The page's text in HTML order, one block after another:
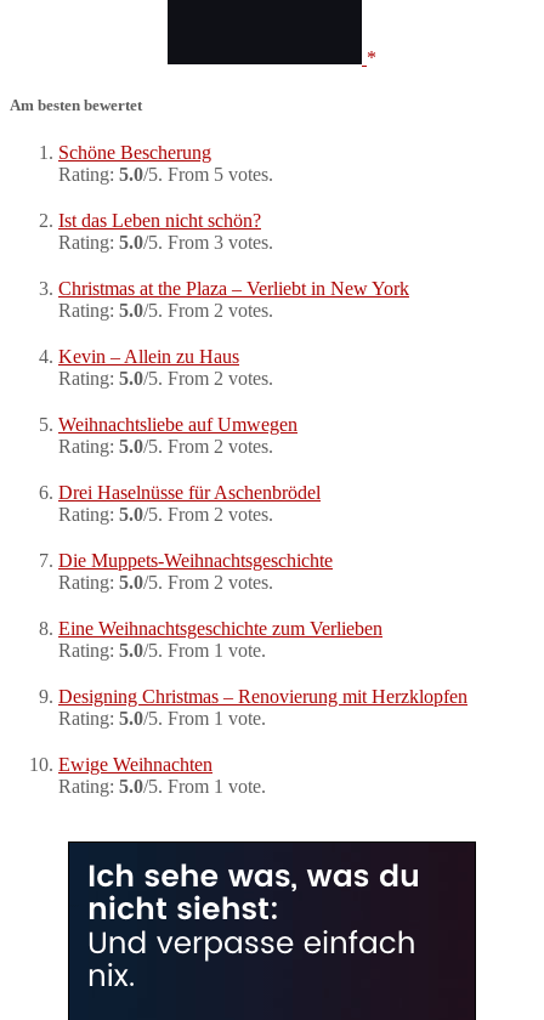
Am besten bewertet
Schöne Bescherung
Rating: 5.0/5. From 5 votes.
Ist das Leben nicht schön?
Rating: 5.0/5. From 3 votes.
Christmas at the Plaza – Verliebt in New York
Rating: 5.0/5. From 2 votes.
Kevin – Allein zu Haus
Rating: 5.0/5. From 2 votes.
Weihnachtsliebe auf Umwegen
Rating: 5.0/5. From 2 votes.
Drei Haselnüsse für Aschenbrödel
Rating: 5.0/5. From 2 votes.
Die Muppets-Weihnachtsgeschichte
Rating: 5.0/5. From 2 votes.
Eine Weihnachtsgeschichte zum Verlieben
Rating: 5.0/5. From 1 vote.
Designing Christmas – Renovierung mit Herzklopfen
Rating: 5.0/5. From 1 vote.
Ewige Weihnachten
Rating: 5.0/5. From 1 vote.